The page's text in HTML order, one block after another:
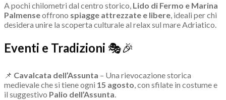
A pochi chilometri dal centro storico, Lido di Fermo e Marina
Palmenseoffrono spiagge attrezzate e libere, ideali per chi
desidera unire la scoperta culturale al relax sul mare Adriatico.
Eventi e Tradizioni 🎭🎉
📌 Cavalcata dell’Assunta – Una rievocazione storica
medievale che si tiene ogni 15 agosto, con sfilate in costume e
il suggestivo Palio dell’Assunta.